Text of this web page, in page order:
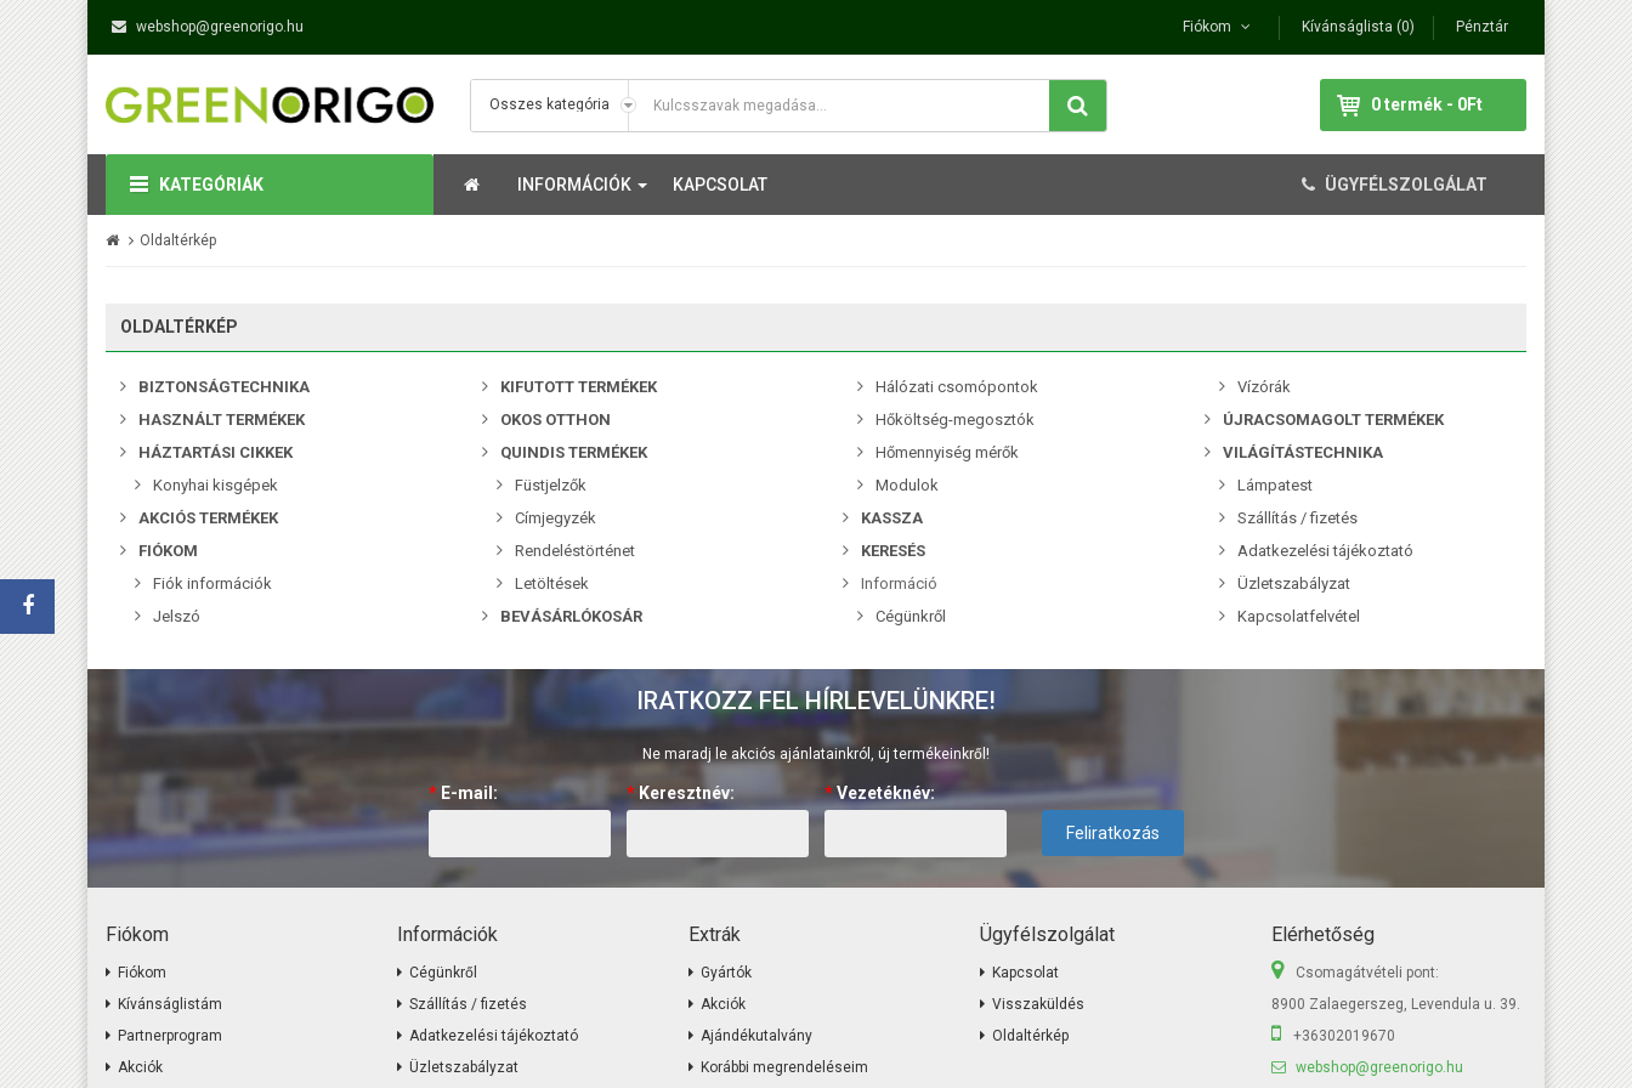
webshop@greenorigo.hu Fiókom Kívánságlista (0) Pénztár
0 termék - 0Ft
KATEGÓRIÁK INFORMÁCIÓK KAPCSOLAT ÜGYFÉLSZOLGÁLAT
Oldaltérkép
OLDALTÉRKÉP
BIZTONSÁGTECHNIKA
HASZNÁLT TERMÉKEK
HÁZTARTÁSI CIKKEK
Konyhai kisgépek
KIFUTOTT TERMÉKEK
OKOS OTTHON
QUINDIS TERMÉKEK
Füstjelzők
Hálózati csomópontok
Hőköltség-megosztók
Hőmennyiség mérők
Modulok
Vízórák
ÚJRACSOMAGOLT TERMÉKEK
VILÁGÍTÁSTECHNIKA
Lámpatest
AKCIÓS TERMÉKEK
FIÓKOM
Fiók információk
Jelszó
Címjegyzék
Rendeléstörténet
Letöltések
BEVÁSÁRLÓKOSÁR
KASSZA
KERESÉS
Információ
Cégünkről
Szállítás / fizetés
Adatkezelési tájékoztató
Üzletszabályzat
Kapcsolatfelvétel
IRATKOZZ FEL HÍRLEVELÜNKRE!
Ne maradj le akciós ajánlatainkról, új termékeinkről!
*E-mail: *Keresztnév: *Vezetéknév:
Feliratkozás
Fiókom
Fiókom
Kívánságlistám
Partnerprogram
Akciók
Információk
Cégünkről
Szállítás / fizetés
Adatkezelési tájékoztató
Üzletszabályzat
Extrák
Gyártók
Akciók
Ajándékutalvány
Korábbi megrendeléseim
Ügyfélszolgálat
Kapcsolat
Visszaküldés
Oldaltérkép
Elérhetőség
Csomagátvételi pont:
8900 Zalaegerszeg, Levendula u. 39.
+36302019670
webshop@greenorigo.hu